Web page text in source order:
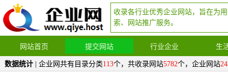
收录各行业优秀企业网站，旨在为
索、网站推广服务。
网站首页 提交网站 行业企业 生
数据统计 | 企业网共有目录分类113个，共收录网站5782个，企业网站